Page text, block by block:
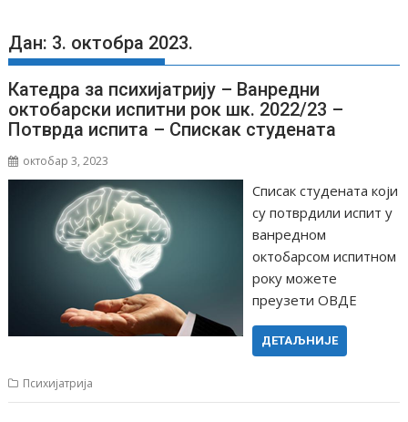
Дан: 3. октобра 2023.
Катедра за психијатрију – Ванредни
октобарски испитни рок шк. 2022/23 –
Потврда испита – Спискак студената
октобар 3, 2023
Списак студената који
су потврдили испит у
ванредном
октобарсом испитном
року можете
преузети ОВДЕ
ДЕТАЉНИЈЕ
Психијатрија